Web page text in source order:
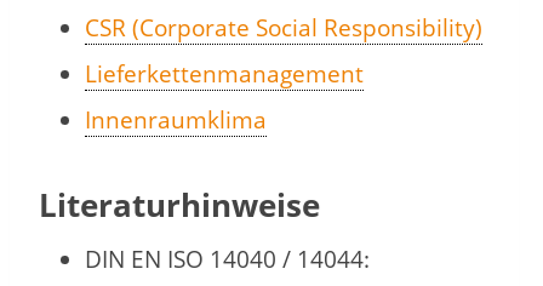
CSR (Corporate Social Responsibility)
Lieferkettenmanagement
Innenraumklima
Literaturhinweise
DIN EN ISO 14040 / 14044: